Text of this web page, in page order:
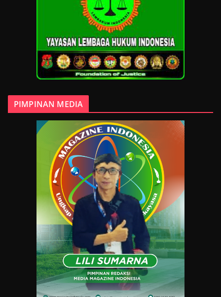
PIMPINAN MEDIA